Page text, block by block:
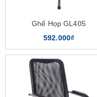
Ghế Họp GL405
592.000₫